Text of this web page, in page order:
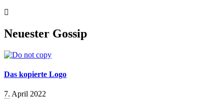
Neuester Gossip
Das kopierte Logo
7. April 2022